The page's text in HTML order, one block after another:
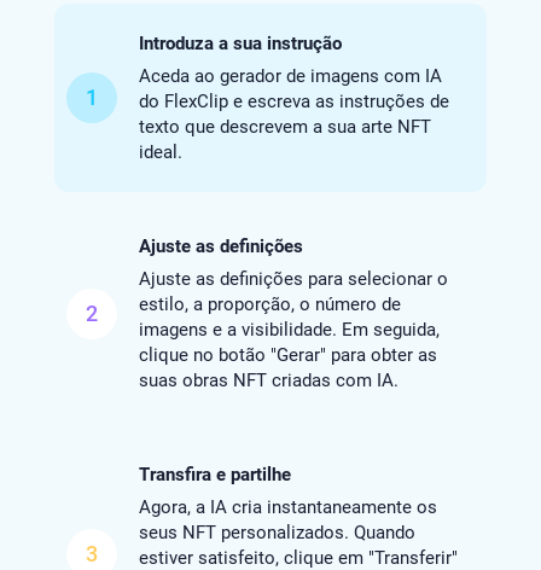
1
Introduza a sua instrução
Aceda ao gerador de imagens com IA
do FlexClip e escreva as instruções de
texto que descrevem a sua arte NFT
ideal.
2
Ajuste as definições
Ajuste as definições para selecionar o
estilo, a proporção, o número de
imagens e a visibilidade. Em seguida,
clique no botão "Gerar" para obter as
suas obras NFT criadas com IA.
3
Transfira e partilhe
Agora, a IA cria instantaneamente os
seus NFT personalizados. Quando
estiver satisfeito, clique em "Transferir"